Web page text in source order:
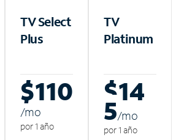
TV Select
Plus
$110
/mo
por 1 año
TV
Platinum
$14
5/mo
por 1 año